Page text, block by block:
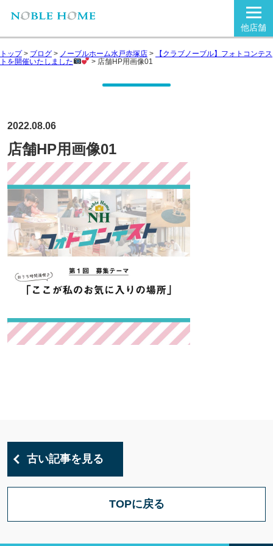
他店舗
トップ> ブログ > ノーブルホーム水戸赤塚店 >
【クラブノーブル】フォトコンテス
トを開催いたしました
> 店舗HP用画像01
2022.08.06
店舗HP用画像01
古い記事を見る
TOPに戻る